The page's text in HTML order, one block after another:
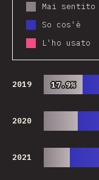
Mai sentito
So cos'è
L'ho usato
2019 17.9%
17.9%
2020
2021